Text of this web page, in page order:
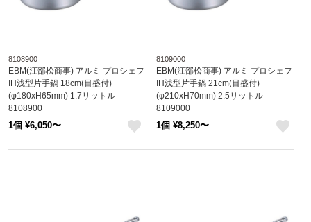
8108900
EBM(江部松商事) アルミ プロシェフ
IH浅型片手鍋 18cm(目盛付)
(φ180xH65mm) 1.7リットル
8108900
1個 ¥6,050〜
8109000
EBM(江部松商事) アルミ プロシェフ
IH浅型片手鍋 21cm(目盛付)
(φ210xH70mm) 2.5リットル
8109000
1個 ¥8,250〜